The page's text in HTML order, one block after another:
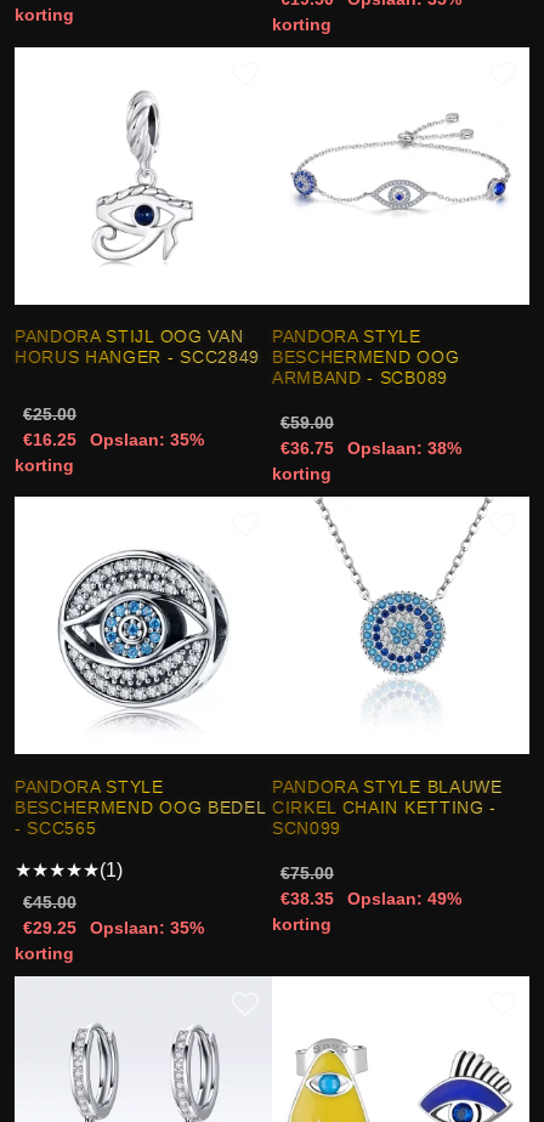
korting
korting
PANDORA STIJL OOG VAN
HORUS HANGER - SCC2849
€25.00
€16.25
Opslaan: 35%
korting
PANDORA STYLE
BESCHERMEND OOG
ARMBAND - SCB089
€59.00
€36.75
Opslaan: 38%
korting
PANDORA STYLE
BESCHERMEND OOG BEDEL
- SCC565
★★★★★(1)
€45.00
€29.25
Opslaan: 35%
korting
PANDORA STYLE BLAUWE
CIRKEL CHAIN KETTING -
SCN099
€75.00
€38.35
Opslaan: 49%
korting